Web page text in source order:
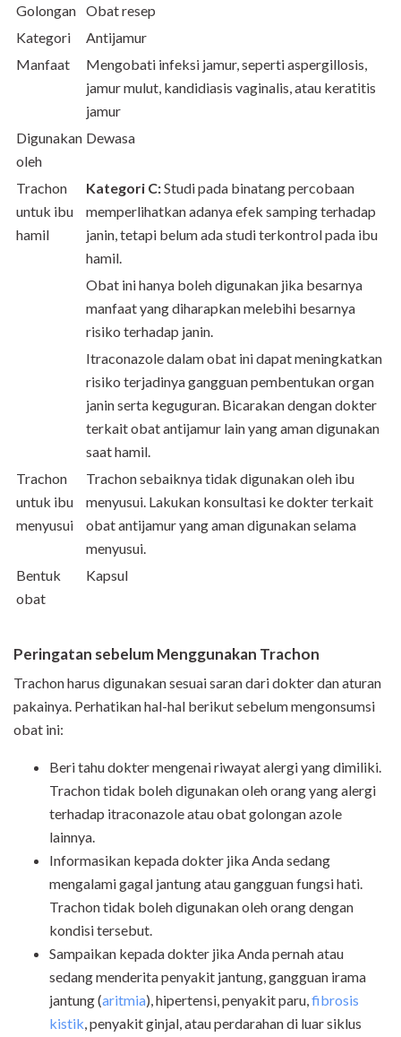
Golongan Obat resep
Kategori
Antijamur
Manfaat
Mengobati infeksi jamur, seperti aspergillosis,
jamur mulut, kandidiasis vaginalis, atau keratitis
jamur
Digunakan
oleh
Dewasa
Trachon
untuk ibu
hamil
Kategori C:Studi pada binatang percobaan
memperlihatkan adanya efek samping terhadap
janin, tetapi belum ada studi terkontrol pada ibu
hamil.
Obat ini hanya boleh digunakan jika besarnya
manfaat yang diharapkan melebihi besarnya
risiko terhadap janin.
Itraconazole dalam obat ini dapat meningkatkan
risiko terjadinya gangguan pembentukan organ
janin serta keguguran. Bicarakan dengan dokter
terkait obat antijamur lain yang aman digunakan
saat hamil.
Trachon
untuk ibu
menyusui
Trachon sebaiknya tidak digunakan oleh ibu
menyusui. Lakukan konsultasi ke dokter terkait
obat antijamur yang aman digunakan selama
menyusui.
Bentuk
obat
Kapsul
Peringatan sebelum Menggunakan Trachon
Trachonharus digunakan sesuai saran dari dokter dan aturan
pakainya. Perhatikan hal-hal berikut sebelum mengonsumsi
obat ini:
Beri tahu dokter mengenai riwayat alergi yang dimiliki.
Trachon tidak boleh digunakan oleh orang yang alergi
terhadap itraconazole atau obat golongan azole
lainnya.
Informasikan kepada dokter jika Anda sedang
mengalami gagal jantung atau gangguan fungsi hati.
Trachon tidak boleh digunakan oleh orang dengan
kondisi tersebut.
Sampaikan kepada dokter jika Anda pernah atau
sedang menderita penyakit jantung, gangguan irama
jantung (aritmia), hipertensi, penyakit paru,fibrosis
kistik, penyakit ginjal, atauperdarahan di luar siklus